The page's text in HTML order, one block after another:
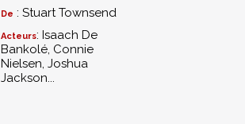
De : Stuart Townsend
Acteurs: Isaach De
Bankolé, Connie
Nielsen, Joshua
Jackson...